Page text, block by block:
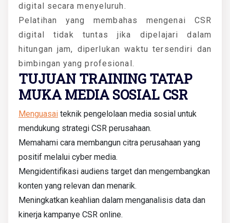
digital secara menyeluruh.
Pelatihan yang membahas mengenai CSR
digital tidak tuntas jika dipelajari dalam
hitungan jam, diperlukan waktu tersendiri dan
bimbingan yang profesional.
TUJUAN TRAINING TATAP
MUKA MEDIA SOSIAL CSR
Menguasai teknik pengelolaan media sosial untuk
mendukung strategi CSR perusahaan.
Memahami cara membangun citra perusahaan yang
positif melalui cyber media.
Mengidentifikasi audiens target dan mengembangkan
konten yang relevan dan menarik.
Meningkatkan keahlian dalam menganalisis data dan
kinerja kampanye CSR online.